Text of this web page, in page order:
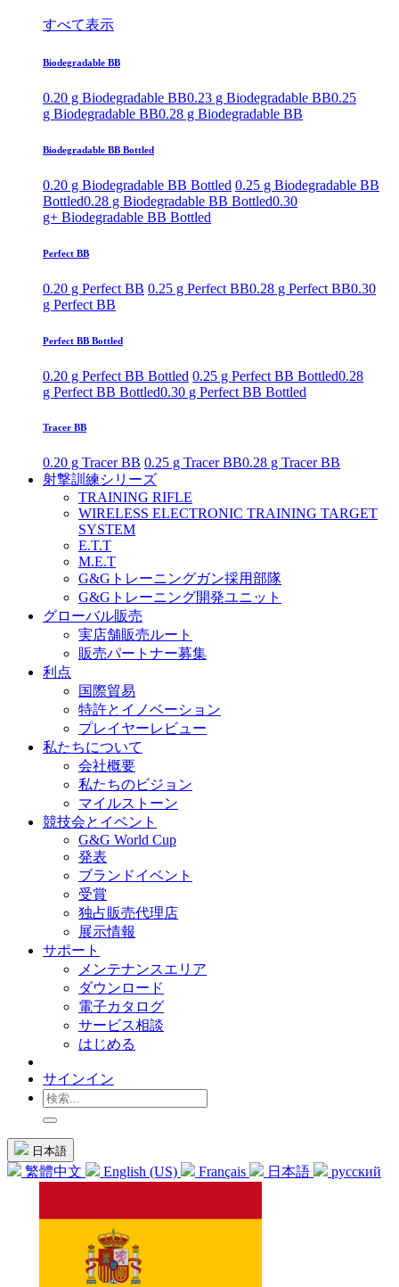
すべて表示
Biodegradable BB
0.20 g Biodegradable BB0.23 g Biodegradable BB0.25
g Biodegradable BB0.28 g Biodegradable BB
Biodegradable BB Bottled
0.20 g Biodegradable BB Bottled 0.25 g Biodegradable BB
Bottled0.28 g Biodegradable BB Bottled0.30
g+ Biodegradable BB Bottled
Perfect BB
0.20 g Perfect BB 0.25 g Perfect BB0.28 g Perfect BB0.30
g Perfect BB
Perfect BB Bottled
0.20 g Perfect BB Bottled 0.25 g Perfect BB Bottled0.28
g Perfect BB Bottled0.30 g Perfect BB Bottled
Tracer BB
0.20 g Tracer BB 0.25 g Tracer BB0.28 g Tracer BB
射撃訓練シリーズ
TRAINING RIFLE
WIRELESS ELECTRONIC TRAINING TARGET
SYSTEM
E.T.T
M.E.T
G&Gトレーニングガン採用部隊
G&Gトレーニング開発ユニット
グローバル販売
実店舗販売ルート
販売パートナー募集
利点
国際貿易
特許とイノベーション
プレイヤーレビュー
私たちについて
会社概要
私たちのビジョン
マイルストーン
競技会とイベント
G&G World Cup
発表
ブランドイベント
受賞
独占販売代理店
展示情報
サポート
メンテナンスエリア
ダウンロード
電子カタログ
サービス相談
はじめる
サインイン
日本語
繁體中文 English (US) Français 日本語 русский